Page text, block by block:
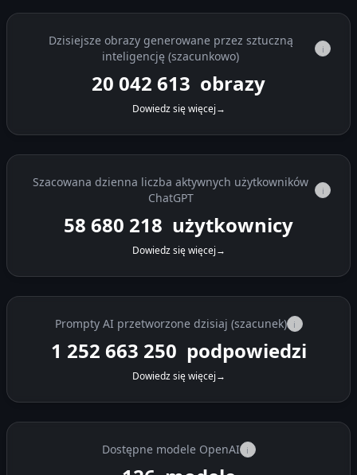
Dzisiejsze obrazy generowane przez sztuczną
inteligencję (szacunkowo)
i
20 042 905 obrazy
Dowiedz się więcej→
Szacowana dzienna liczba aktywnych użytkowników
ChatGPT
i
58 680 218 użytkownicy
Dowiedz się więcej→
Prompty AI przetworzone dzisiaj (szacunek) i
1 252 681 475 podpowiedzi
Dowiedz się więcej→
Dostępne modele OpenAI i